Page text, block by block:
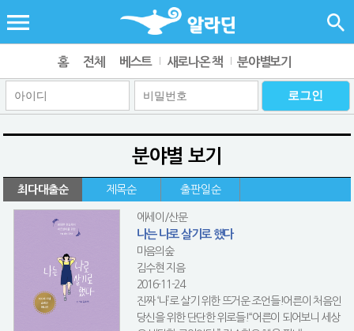
홈 전체 베스트 새로나온 책 분야별보기
분야별 보기
최다대출순 제목순 출판일순
에세이/산문
나는 나로 살기로 했다
마음의숲
김수현 지음
2016-11-24
진짜 ‘나’로 살기 위한 뜨거운 조언들!어른이 처음인
당신을 위한 단단한 위로들!“어른이 되어보니 세상